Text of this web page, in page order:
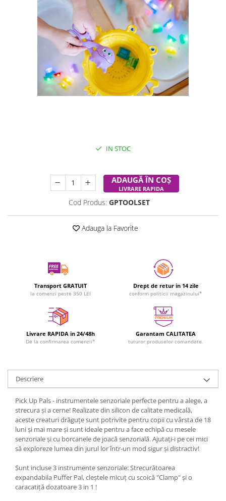
IN STOC
ADAUGĂ ÎN COȘ
LIVRARE RAPIDA
Cod Produs: GPTOOLSET
Adauga la Favorite
Transport GRATUIT
la comenzi peste 350 LEI
Drept de retur in 14 zile
conform politicii magazinului*
Livrare RAPIDA in 24/48h
De la confirmarea comenzii*
Garantam CALITATEA
tuturor produselor comandate.
Descriere
Pick Up Pals - instrumentele senzoriale perfecte pentru a alege, a
strecura și a cerne! Realizate din silicon de calitate medicală,
aceste creaturi drăguțe sunt potrivite pentru copii cu vârsta de 18
luni și mai mare și sunt ideale pentru a face echipă cu mesele
senzoriale și cu borcanele de joacă senzorială. Ajutați-i pe cei mici
să exploreze lumea din jurul lor într-un mod sigur și distractiv!
Sunt incluse 3 instrumente senzoriale: Strecurătoarea
expandabila Puffer Pal, cleștele micuț cu scoică "Clamp" și o
caracatiță dozatoare 3 in 1 !